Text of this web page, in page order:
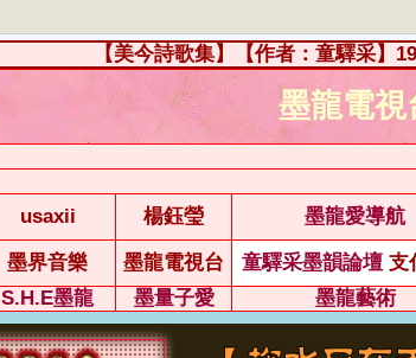
【美今詩歌集】【作者：童驛采】
墨龍電視
usaxii 楊鈺瑩 墨龍愛導航
墨界音樂 墨龍電視台 童驛采墨韻論壇 支
S.H.E墨龍 墨量子愛 墨龍藝術